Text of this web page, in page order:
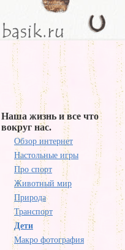
Наша жизнь и все что
вокруг нас.
Обзор интернет
Настольные игры
Про спорт
Животный мир
Природа
Транспорт
Дети
Макро фотография